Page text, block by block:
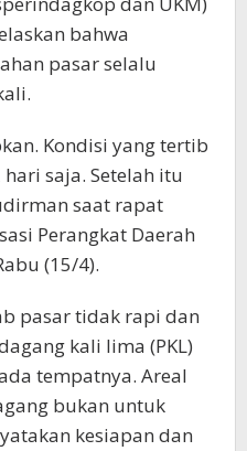
bahwa
pasar selalu
Kondisi yang tertib
saja. Setelah itu
saat rapat
Perangkat Daerah
(15/4).
pasar tidak rapi dan
kali lima (PKL)
tempatnya. Areal
bukan untuk
kesiapan dan